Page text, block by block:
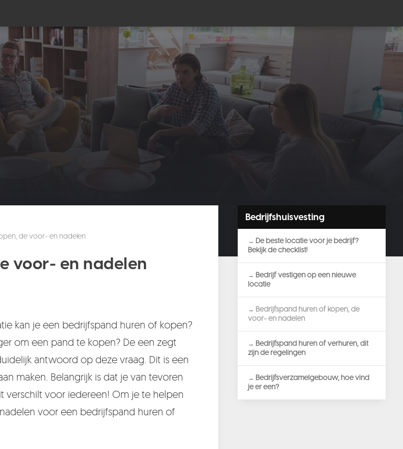
de voor- en nadelen
voor- en nadelen
kan je een bedrijfspand huren of kopen?
om een pand te kopen? De een zegt
antwoord op deze vraag. Dit is een
maken. Belangrijk is dat je van tevoren
verschilt voor iedereen! Om je te helpen
voor een bedrijfspand huren of
Bedrijfshuisvesting
De beste locatie voor je bedrijf?
Bekijk de checklist!
Bedrijf vestigen op een nieuwe
locatie
Bedrijfspand huren of kopen, de
voor- en nadelen
Bedrijfspand huren of verhuren, dit
zijn de regelingen
Bedrijfsverzamelgebouw, hoe vind
je er een?